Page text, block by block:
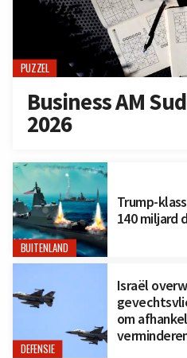
PUZZEL
Business AM
2026
BUITENLAND
Trump-
140 miljard
DEFENSIE
Israël
om